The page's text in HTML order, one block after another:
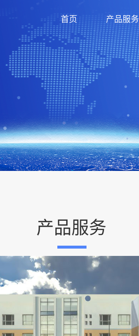
首页 产品服务
产品服务